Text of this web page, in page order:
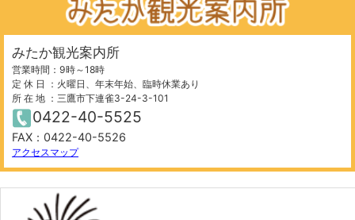
みたか観光案内所
営業時間：9時～18時
定 休 日 ：火曜日、年末年始、臨時休業あり
所 在 地 ：三鷹市下連雀3-24-3-101
0422-40-5525
FAX：0422-40-5526
アクセスマップ